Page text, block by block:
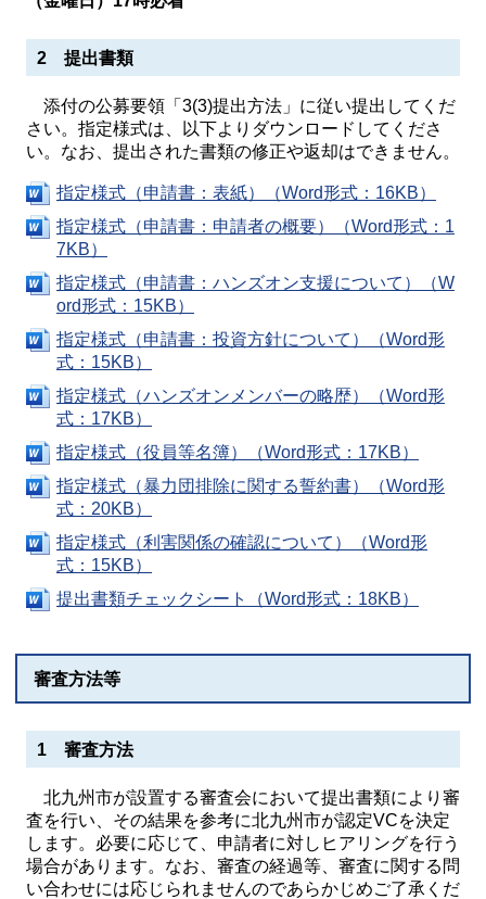
2 提出書類
添付の公募要領「3(3)提出方法」に従い提出してくだ
さい。指定様式は、以下よりダウンロードしてくださ
い。なお、提出された書類の修正や返却はできません。
指定様式（申請書：表紙）（Word形式：16KB）
指定様式（申請書：申請者の概要）（Word形式：1
7KB）
指定様式（申請書：ハンズオン支援について）（W
ord形式：15KB）
指定様式（申請書：投資方針について）（Word形
式：15KB）
指定様式（ハンズオンメンバーの略歴）（Word形
式：17KB）
指定様式（役員等名簿）（Word形式：17KB）
指定様式（暴力団排除に関する誓約書）（Word形
式：20KB）
指定様式（利害関係の確認について）（Word形
式：15KB）
提出書類チェックシート（Word形式：18KB）
審査方法等
1 審査方法
北九州市が設置する審査会において提出書類により審
査を行い、その結果を参考に北九州市が認定VCを決定
します。必要に応じて、申請者に対しヒアリングを行う
場合があります。なお、審査の経過等、審査に関する問
い合わせには応じられませんのであらかじめご了承くだ